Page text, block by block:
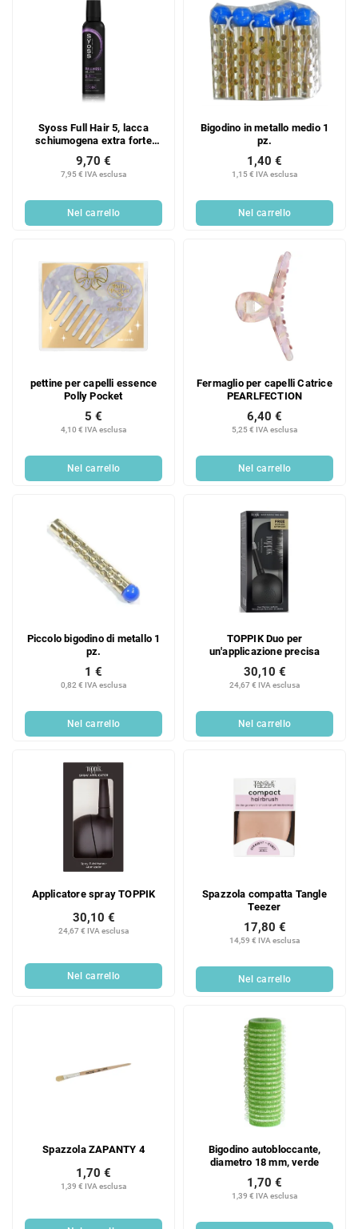
Syoss Full Hair 5, lacca
schiumogena extra forte
tenuta 4, 250 ml
7,95 € IVA esclusa
9,70 €
Nel carrello
Bigodino in metallo medio 1
pz.
1,15 € IVA esclusa
1,40 €
Nel carrello
pettine per capelli essence
Polly Pocket
4,10 € IVA esclusa
5 €
Nel carrello
Fermaglio per capelli Catrice
PEARLFECTION
5,25 € IVA esclusa
6,40 €
Nel carrello
Piccolo bigodino di metallo 1
pz.
0,82 € IVA esclusa
1 €
Nel carrello
TOPPIK Duo per
un'applicazione precisa
24,67 € IVA esclusa
30,10 €
Nel carrello
Applicatore spray TOPPIK
24,67 € IVA esclusa
30,10 €
Nel carrello
Spazzola compatta Tangle
Teezer
14,59 € IVA esclusa
17,80 €
Nel carrello
Spazzola ZAPANTY 4
1,39 € IVA esclusa
1,70 €
Bigodino autobloccante,
diametro 18 mm, verde
1,39 € IVA esclusa
1,70 €